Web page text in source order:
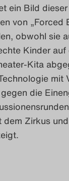
ein Bild
von „Forced
obwohl sie
Kinder
Kita
mit
die
Zirkus